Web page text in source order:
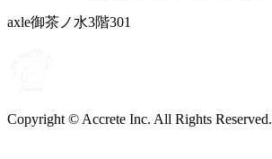
axle御茶ノ水3階301
Copyright © Accrete Inc. All Rights Reserved.